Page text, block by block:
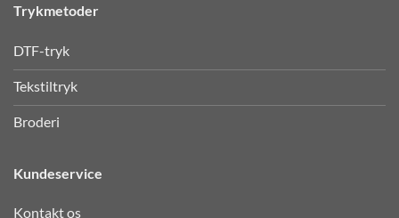
Trykmetoder
DTF-tryk
Tekstiltryk
Broderi
Kundeservice
Kontakt os